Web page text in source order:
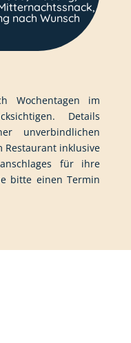
nach Wunsch
Wochentagen im
Details
unverbindlichen
Restaurant inklusive
für ihre
bitte einen Termin